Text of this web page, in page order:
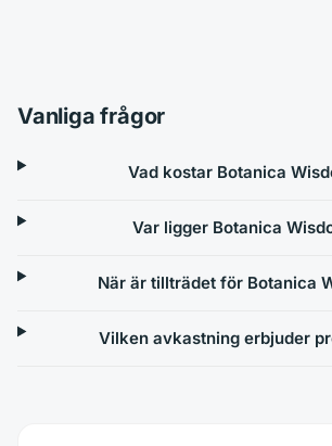
Vanliga frågor
Vad kostar Botanica
Var ligger Botanica
När är tillträdet för Botanica
Vilken avkastning erbjuder